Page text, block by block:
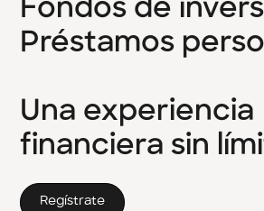
Fondos de
Préstamos
Una experiencia
financiera sin
Regístrate